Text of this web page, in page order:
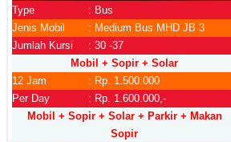
Type
: Bus
Jenis Mobil
: Medium Bus MHD JB 3
Jumlah Kursi
: 30 -37
Mobil + Sopir + Solar
12 Jam
: Rp. 1.500.000
Per Day
: Rp. 1.600.000,-
Mobil + Sopir + Solar + Parkir + Makan
Sopir